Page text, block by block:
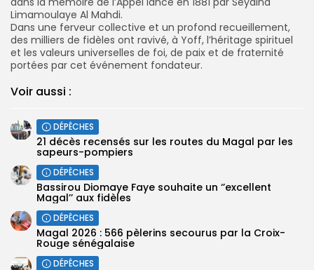
Limamoulaye Al Mahdi.
Dans une ferveur collective et un profond recueillement,
des milliers de fidèles ont ravivé, à Yoff, l’héritage spirituel
et les valeurs universelles de foi, de paix et de fraternité
portées par cet événement fondateur.
Voir aussi :
DÉPÊCHES
21 décès recensés sur les routes du Magal par les
sapeurs-pompiers
DÉPÊCHES
Bassirou Diomaye Faye souhaite un ‘’excellent
Magal’’ aux fidèles
DÉPÊCHES
Magal 2026 : 566 pèlerins secourus par la Croix-
Rouge sénégalaise
DÉPÊCHES